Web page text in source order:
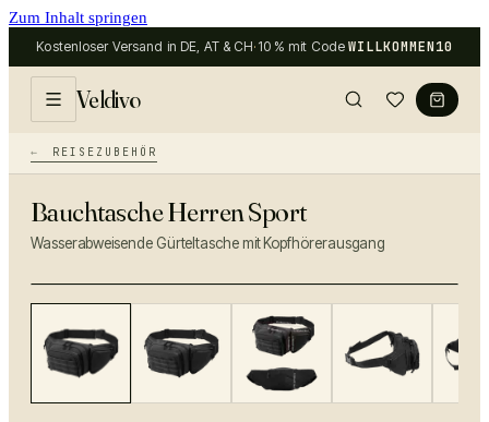
Zum Inhalt springen
Kostenloser Versand in DE, AT & CH· 10 % mit Code WILLKOMMEN10
Veldivo
REISEZUBEHÖR
Bauchtasche Herren Sport
Wasserabweisende Gürteltasche mit Kopfhörerausgang